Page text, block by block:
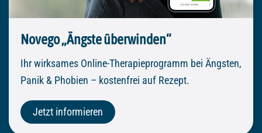
Novego „Ängste überwinden“
Ihr wirksames Online-Therapieprogramm bei Ängsten,
Panik & Phobien – kostenfrei auf Rezept.
Jetzt informieren